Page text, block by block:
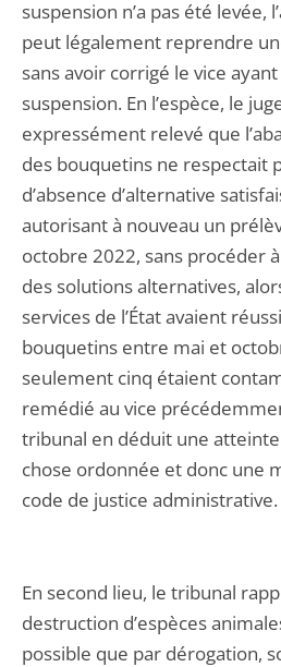
suspension n’a pas été levée,
peut légalement reprendre
sans avoir corrigé le vice
suspension. En l’espèce, le
expressément relevé que
des bouquetins ne respectait
d’absence d’alternative
autorisant à nouveau un
octobre 2022, sans procéder
des solutions alternatives,
services de l’État avaient
bouquetins entre mai et
seulement cinq étaient
remédié au vice
tribunal en déduit une atteinte
chose ordonnée et donc une
code de justice administrative.
En second lieu, le tribunal
destruction d’espèces
possible que par dérogation,